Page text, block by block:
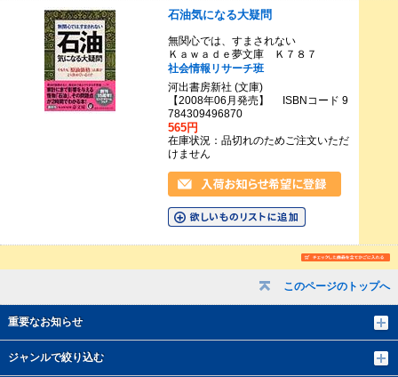
このページのトップへ
重要なお知らせ
ジャンルで絞り込む
石油気になる大疑問
無関心では、すまされない
Ｋａｗａｄｅ夢文庫 Ｋ７８７
社会情報リサーチ班
河出書房新社 (文庫)
【2008年06月発売】 ISBNコード 9
784309496870
565円
在庫状況：品切れのためご注文いただ
けません